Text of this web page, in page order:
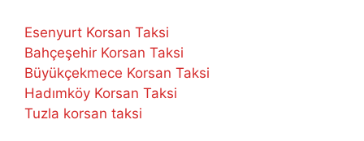
Esenyurt Korsan Taksi
Bahçeşehir Korsan Taksi
Büyükçekmece Korsan Taksi
Hadımköy Korsan Taksi
Tuzla korsan taksi